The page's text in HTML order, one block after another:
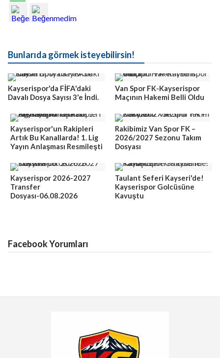
Bunlarıda görmek isteyebilirsin!
Kayserispor'da FİFA'daki
Davalı Dosya Sayısı 3'e İndi.
Van Spor FK-Kayserispor
Maçının Hakemi Belli Oldu
Kayserispor'un Rakipleri
Artık Bu Kanallarda! 1. Lig
Yayın Anlaşması Resmileşti
Rakibimiz Van Spor FK –
2026/2027 Sezonu Takım
Dosyası
Kayserispor 2026-2027
Transfer
Dosyası-06.08.2026
Taulant Seferi Kayseri'de!
Kayserispor Golcüsüne
Kavuştu
Facebook Yorumları